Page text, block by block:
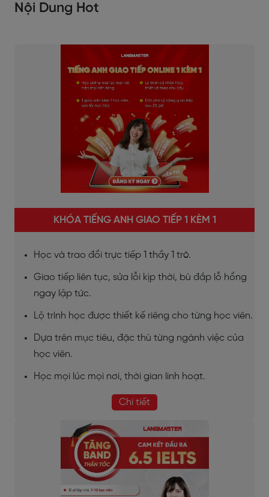
Nội Dung Hot
KHÓA TIẾNG ANH GIAO TIẾP 1 KÈM 1
Học và trao đổi trực tiếp 1 thầy 1 trò.
Giao tiếp liên tục, sửa lỗi kịp thời, bù đắp lỗ hổng
ngay lập tức.
Lộ trình học được thiết kế riêng cho từng học viên.
Dựa trên mục tiêu, đặc thù từng ngành việc của
học viên.
Học mọi lúc mọi nơi, thời gian linh hoạt.
Chi tiết